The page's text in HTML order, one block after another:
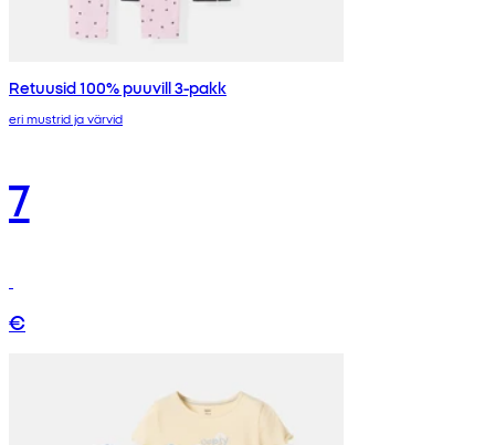
Retuusid 100% puuvill 3-pakk
eri mustrid ja värvid
7
€